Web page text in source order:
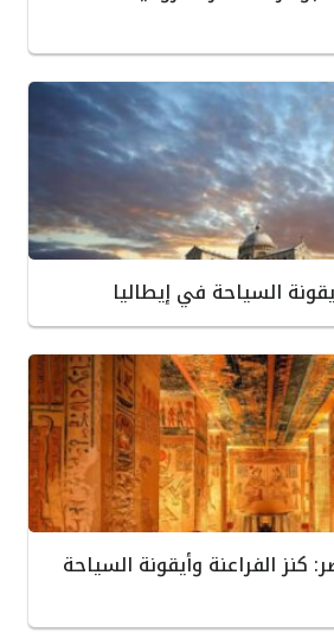
السياحة في إيطاليا
كنز الفراعنة وأيقونة السياحة